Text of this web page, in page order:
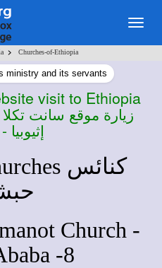
> Churches-of-Ethiopia
ministry and its servants
visit to Ethiopia
زيارة موقع سانت
إثيوبيا - 2008
كنائس
Church -
-8